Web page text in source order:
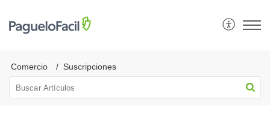
Comercio Suscripciones